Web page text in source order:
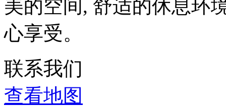
美的空间, 舒适的休息环
心享受。
联系我们
查看地图